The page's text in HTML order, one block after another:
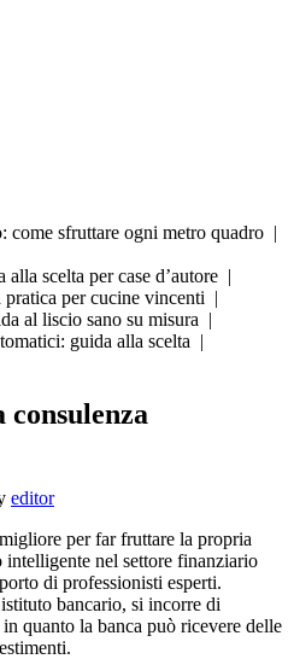
come sfruttare ogni metro quadro |
scelta per case d’autore |
pratica per cucine vincenti |
al liscio sano su misura |
guida alla scelta |
editor
per far fruttare la propria
nel settore finanziario
di professionisti esperti.
bancario, si incorre di
quanto la banca può ricevere delle